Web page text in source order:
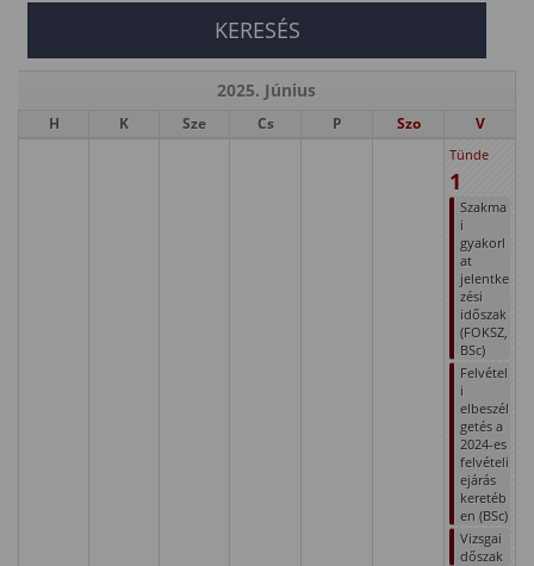
2025. Június
H K Sze Cs P Szo V
Tünde
1
Szakma
i
gyakorl
at
jelentke
zési
időszak
(FOKSZ,
BSc)
Felvétel
i
elbeszél
getés a
2024-es
felvételi
ejárás
keretéb
en (BSc)
Vizsgai
dőszak